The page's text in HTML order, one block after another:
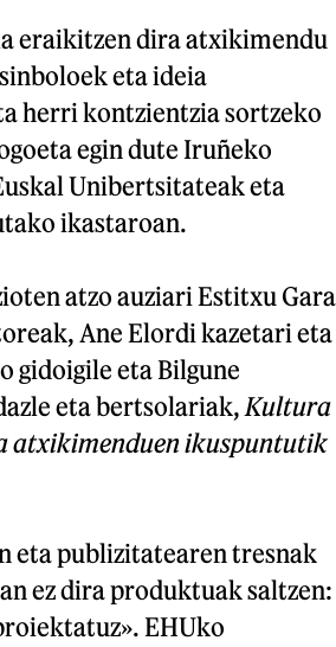
eraikitzen dira atxikimendu
eta ideia
herri kontzientzia sortzeko
egin dute Iruñeko
Unibertsitateak eta
ikastaroan.
atzo auziari Estitxu
Ane Elordi kazetari eta
gidoigile eta Bilgune
eta bertsolariak, Kultura
atxikimenduen ikuspuntutik
eta publizitatearen tresnak
ez dira produktuak saltzen:
EHUko